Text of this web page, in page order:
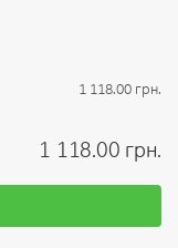
1 118.00 грн.
1 118.00 грн.